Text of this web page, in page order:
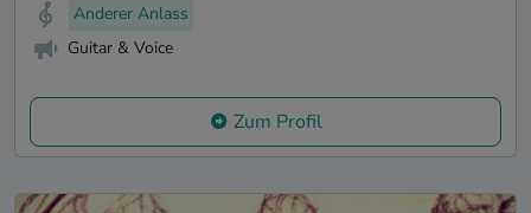
Anderer Anlass
Guitar & Voice
Zum Profil